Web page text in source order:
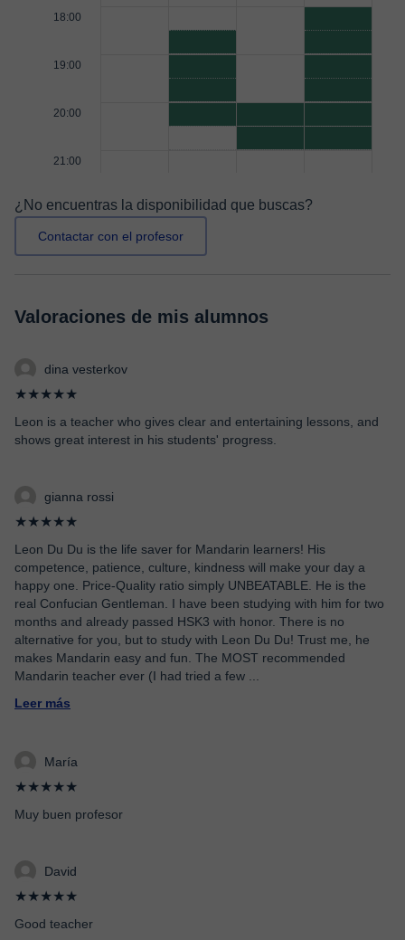
18:00
19:00
20:00
21:00
¿No encuentras la disponibilidad que buscas?
Contactar con el profesor
Valoraciones de mis alumnos
dina vesterkov
★★★★★
Leon is a teacher who gives clear and entertaining lessons, and
shows great interest in his students' progress.
gianna rossi
★★★★★
Leon Du Du is the life saver for Mandarin learners! His
competence, patience, culture, kindness will make your day a
happy one. Price-Quality ratio simply UNBEATABLE. He is the
real Confucian Gentleman. I have been studying with him for two
months and already passed HSK3 with honor. There is no
alternative for you, but to study with Leon Du Du! Trust me, he
makes Mandarin easy and fun. The MOST recommended
Mandarin teacher ever (I had tried a few
Leer más
María
★★★★★
Muy buen profesor
David
★★★★★
Good teacher